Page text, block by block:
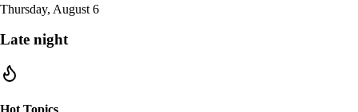
Thursday, August 6
Late night